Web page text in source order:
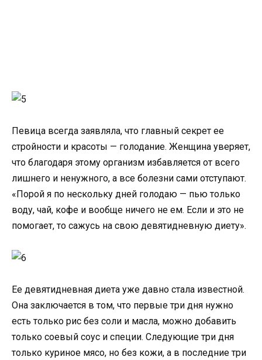
Певица всегда заявляла, что главный секрет ее
стройности и красоты — голодание. Женщина уверяет,
что благодаря этому организм избавляется от всего
лишнего и ненужного, а все болезни сами отступают.
«Порой я по нескольку дней голодаю — пью только
воду, чай, кофе и вообще ничего не ем. Если и это не
помогает, то сажусь на свою девятидневную диету».
Ее девятидневная диета уже давно стала известной.
Она заключается в том, что первые три дня нужно
есть только рис без соли и масла, можно добавить
только соевый соус и специи. Следующие три дня
только куриное мясо, но без кожи, а в последние три